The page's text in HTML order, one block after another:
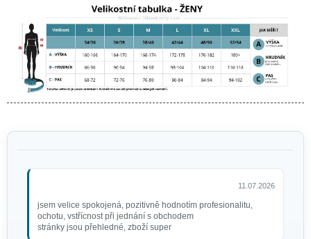
Luxusní čarodějnické koště,
399 Kč
11.07.2026
jsem velice spokojená, pozitivně hodnotím profesionalitu,
ochotu, vstřícnost při jednání s obchodem
stránky jsou přehledné, zboží super